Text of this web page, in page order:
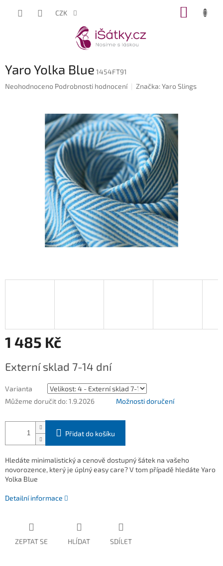
CZK
Yaro Yolka Blue 1454FT91
Průměrné
Neohodnoceno Podrobnosti hodnocení Značka:Yaro Slings
1 485 Kč
cena:
Externí sklad 7-14 dní
Varianta
Můžeme doručit do:1.9.2026 Možnosti doručení
Přidat do košíku
Hledáte minimalistický a cenově dostupný šátek na vašeho
novorozence, který je úplný easy care? V tom případě hledáte Yaro
Yolka Blue
Detailní informace
ZEPTAT SE HLÍDAT SDÍLET